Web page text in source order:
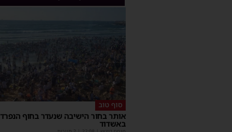
סוף טוב
אותר בחור הישיבה שנעדר בחוף הנפרד
באשדוד